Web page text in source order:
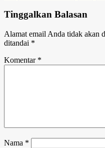
Tinggalkan Balasan
Alamat email Anda tidak akan
ditandai *
Komentar *
Nama *